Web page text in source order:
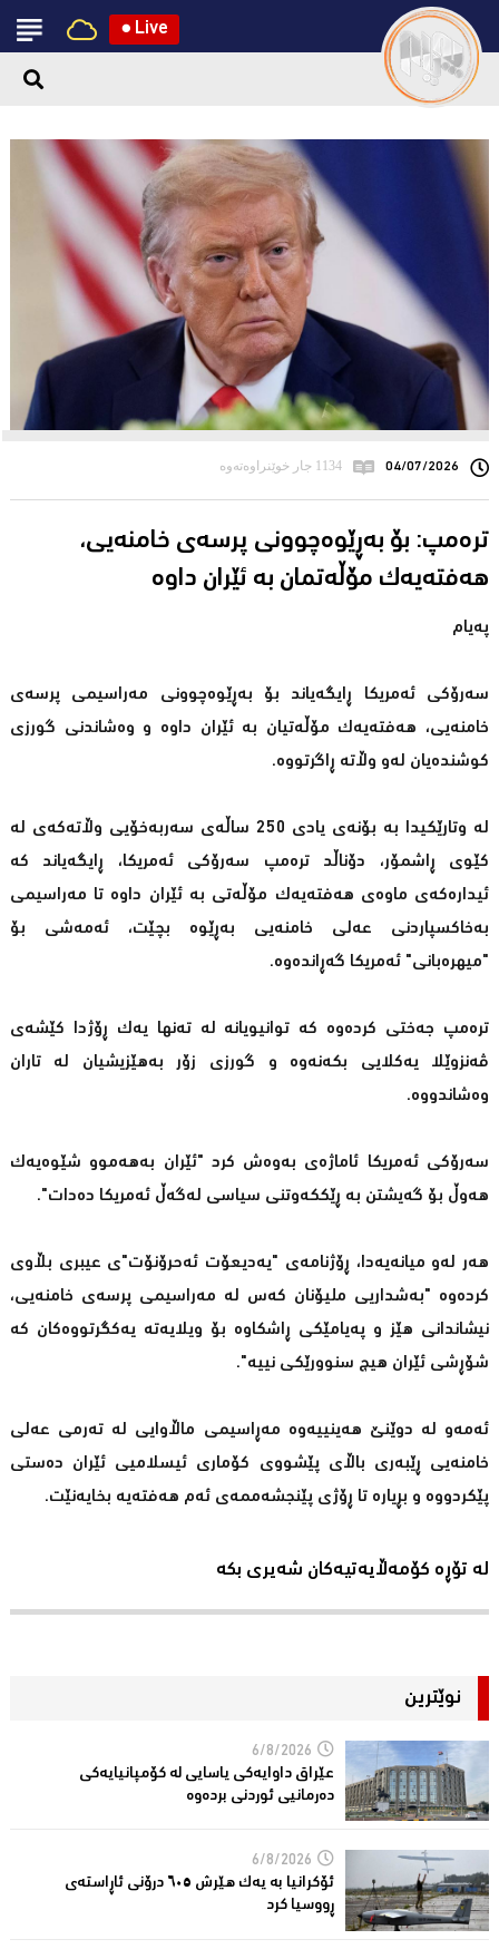
● Live
04/07/2026 1134 جار خوێنراوەتەوە
ترەمپ: بۆ بەڕێوەچوونی پرسەی خامنەیی،
هەفتەیەک مۆڵەتمان بە ئێران داوە
پەیام
سەرۆكی ئەمریكا ڕایگەیاند بۆ بەڕێوەچوونی مەراسیمی پرسەی
خامنەیی، هەفتەیەك مۆڵەتیان بە ئێران داوە و وەشاندنی گورزی
كوشندەیان لەو وڵاتە ڕاگرتووە.
لە وتارێكیدا بە بۆنەی یادی 250 ساڵەی سەربەخۆیی وڵاتەكەی لە
كێوی ڕاشمۆر، دۆناڵد ترەمپ سەرۆكی ئەمریكا، ڕایگەیاند كە
ئیدارەكەی ماوەی هەفتەیەك مۆڵەتی بە ئێران داوە تا مەراسیمی
بەخاكسپاردنی عەلی خامنەیی بەڕێوە بچێت، ئەمەشی بۆ
"میهرەبانی" ئەمریكا گەڕاندەوە.
ترەمپ جەختی كردەوە كە توانیویانە لە تەنها یەك ڕۆژدا كێشەی
ڤەنزوێلا یەكلایی بكەنەوە و گورزی زۆر بەهێزیشیان لە تاران
وەشاندووە.
سەرۆكی ئەمریكا ئاماژەی بەوەش كرد "ئێران بەهەموو شێوەیەك
هەوڵ بۆ گەیشتن بە ڕێككەوتنی سیاسی لەگەڵ ئەمریكا دەدات".
هەر لەو میانەیەدا، ڕۆژنامەی "یەدیعۆت ئەحرۆنۆت"ی عیبری بڵاوی
كردەوە "بەشداریی ملیۆنان كەس لە مەراسیمی پرسەی خامنەیی،
نیشاندانی هێز و پەیامێكی ڕاشكاوە بۆ ویلایەتە یەكگرتووەكان كە
شۆڕشی ئێران هیچ سنوورێكی نییە".
ئەمەو لە دوێنێ هەینییەوە مەڕاسیمی ماڵاوایی لە تەرمی عەلی
خامنەیی ڕێبەری باڵای پێشووی كۆماری ئیسلامیی ئێران دەستی
پێكردووە و بڕیارە تا ڕۆژی پێنجشەممەی ئەم هەفتەیە بخایەنێت.
لە تۆڕە کۆمەڵایەتیەکان شەیری بکە
نوێترین
6/8/2026
عێراق داوایەکی یاسایی لە کۆمپانیایه‌كی
دەرمانیى ئوردنی بردەوە
6/8/2026
ئۆکرانیا بە یەک هێرش ٦٠٥ درۆنی ئاڕاستەى
ڕووسیا کرد